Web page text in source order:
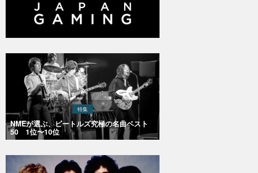
特集
NMEが選ぶ、ビートルズ究極の名曲ベスト
50 1位〜10位